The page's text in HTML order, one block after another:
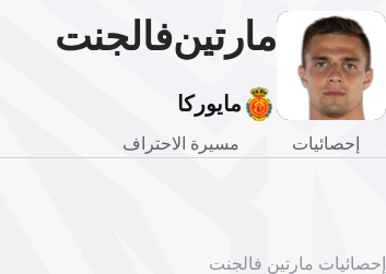
مارتينفالجنت
مايوركا
إحصائيات مسيرة الاحتراف
إحصائيات مارتين فالجنت